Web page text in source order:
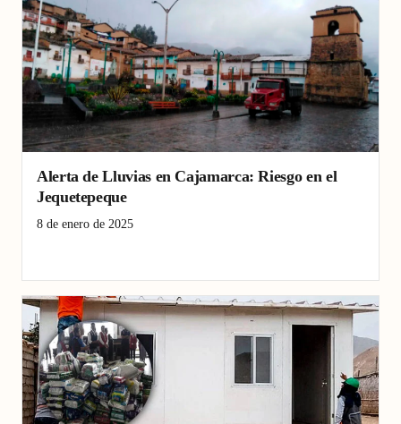
Alerta de Lluvias en Cajamarca: Riesgo en el
Jequetepeque
8 de enero de 2025